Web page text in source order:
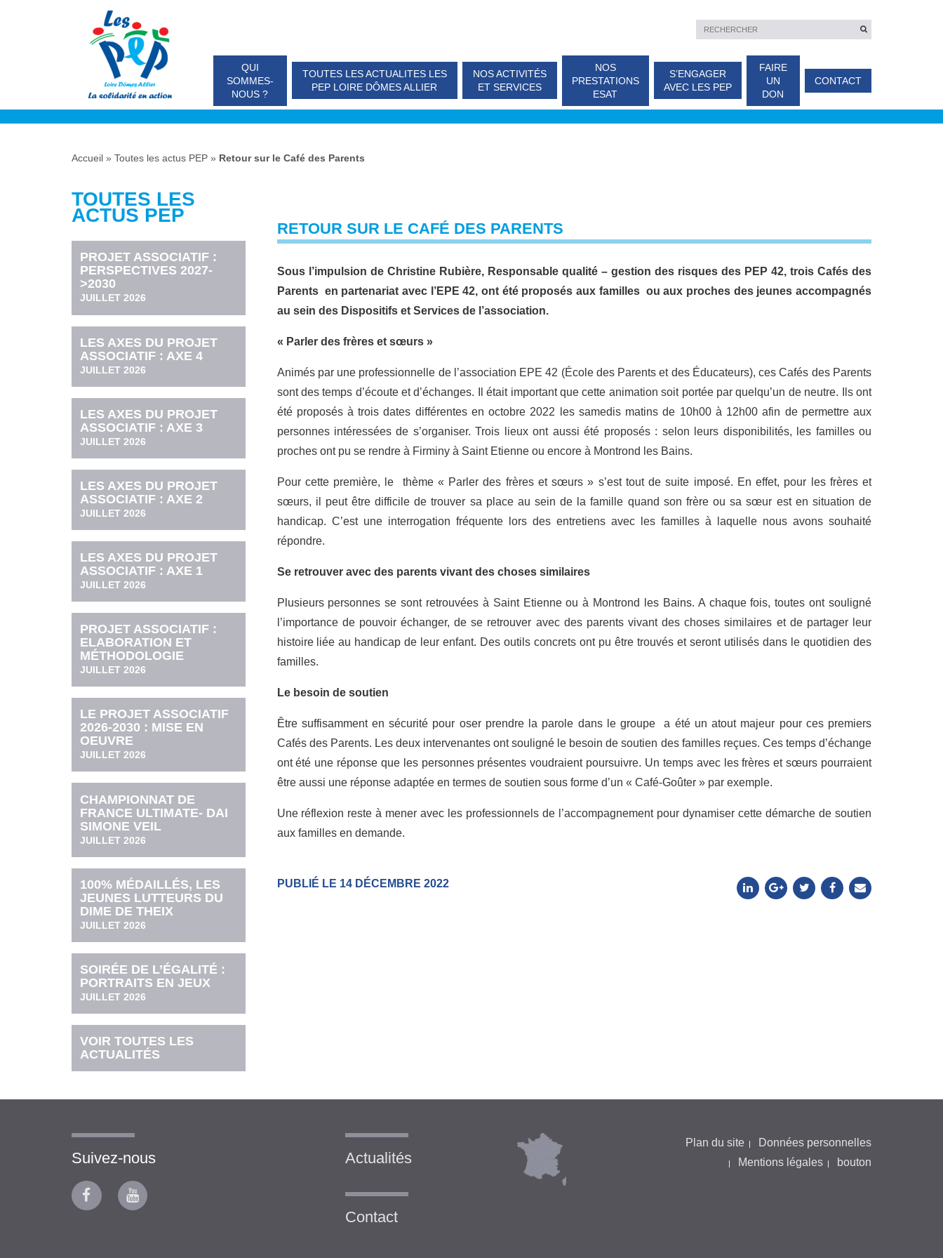
QUI
SOMMES-
NOUS ?
TOUTES LES ACTUALITES LES
PEP LOIRE DÔMES ALLIER
NOS ACTIVITÉS
ET SERVICES
NOS
PRESTATIONS
ESAT
S’ENGAGER
AVEC LES PEP
FAIRE
UN
DON
CONTACT
Accueil » Toutes les actus PEP » Retour sur le Café des Parents
TOUTES LES
ACTUS PEP
PROJET ASSOCIATIF :
PERSPECTIVES 2027-
>2030
JUILLET 2026
LES AXES DU PROJET
ASSOCIATIF : AXE 4
JUILLET 2026
LES AXES DU PROJET
ASSOCIATIF : AXE 3
JUILLET 2026
LES AXES DU PROJET
ASSOCIATIF : AXE 2
JUILLET 2026
LES AXES DU PROJET
ASSOCIATIF : AXE 1
JUILLET 2026
PROJET ASSOCIATIF :
ELABORATION ET
MÉTHODOLOGIE
JUILLET 2026
LE PROJET ASSOCIATIF
2026-2030 : MISE EN
OEUVRE
JUILLET 2026
CHAMPIONNAT DE
FRANCE ULTIMATE- DAI
SIMONE VEIL
JUILLET 2026
100% MÉDAILLÉS, LES
JEUNES LUTTEURS DU
DIME DE THEIX
JUILLET 2026
SOIRÉE DE L’ÉGALITÉ :
PORTRAITS EN JEUX
JUILLET 2026
VOIR TOUTES LES
ACTUALITÉS
RETOUR SUR LE CAFÉ DES PARENTS
Sous l’impulsion de Christine Rubière, Responsable qualité – gestion des risques des PEP 42, trois Cafés des
Parents en partenariat avec l’EPE 42, ont été proposés aux familles ou aux proches des jeunes accompagnés
au sein des Dispositifs et Services de l’association.
« Parler des frères et sœurs »
Animés par une professionnelle de l’association EPE 42 (École des Parents et des Éducateurs), ces Cafés des Parents
sont des temps d’écoute et d’échanges. Il était important que cette animation soit portée par quelqu’un de neutre. Ils ont
été proposés à trois dates différentes en octobre 2022 les samedis matins de 10h00 à 12h00 afin de permettre aux
personnes intéressées de s’organiser. Trois lieux ont aussi été proposés : selon leurs disponibilités, les familles ou
proches ont pu se rendre à Firminy à Saint Etienne ou encore à Montrond les Bains.
Pour cette première, le thème « Parler des frères et sœurs » s’est tout de suite imposé. En effet, pour les frères et
sœurs, il peut être difficile de trouver sa place au sein de la famille quand son frère ou sa sœur est en situation de
handicap. C’est une interrogation fréquente lors des entretiens avec les familles à laquelle nous avons souhaité
répondre.
Se retrouver avec des parents vivant des choses similaires
Plusieurs personnes se sont retrouvées à Saint Etienne ou à Montrond les Bains. A chaque fois, toutes ont souligné
l’importance de pouvoir échanger, de se retrouver avec des parents vivant des choses similaires et de partager leur
histoire liée au handicap de leur enfant. Des outils concrets ont pu être trouvés et seront utilisés dans le quotidien des
familles.
Le besoin de soutien
Être suffisamment en sécurité pour oser prendre la parole dans le groupe a été un atout majeur pour ces premiers
Cafés des Parents. Les deux intervenantes ont souligné le besoin de soutien des familles reçues. Ces temps d’échange
ont été une réponse que les personnes présentes voudraient poursuivre. Un temps avec les frères et sœurs pourraient
être aussi une réponse adaptée en termes de soutien sous forme d’un « Café-Goûter » par exemple.
Une réflexion reste à mener avec les professionnels de l’accompagnement pour dynamiser cette démarche de soutien
aux familles en demande.
PUBLIÉ LE 14 DÉCEMBRE 2022
Suivez-nous Actualités
Contact
Plan du site
Données personnelles
Mentions légales
bouton